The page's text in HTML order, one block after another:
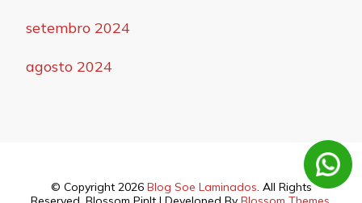
setembro 2024
agosto 2024
© Copyright 2026 Blog Soe Laminados. All Rights